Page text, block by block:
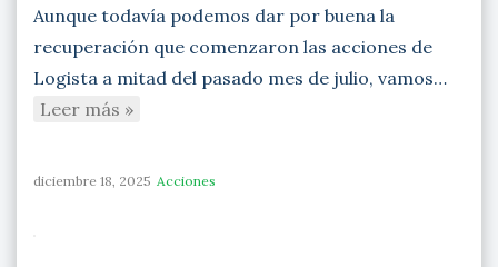
Aunque todavía podemos dar por buena la
recuperación que comenzaron las acciones de
Logista a mitad del pasado mes de julio, vamos…
Leer más »
diciembre 18, 2025 Acciones